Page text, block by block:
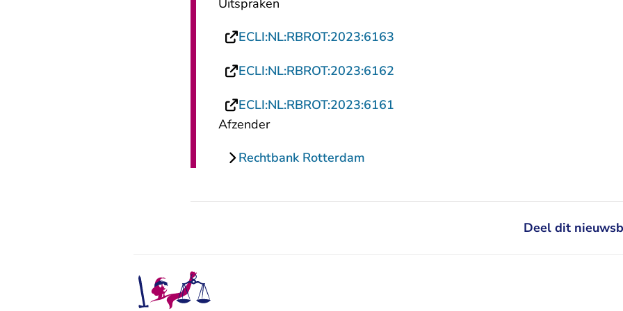
Uitspraken
ECLI:NL:RBROT:2023:6163
ECLI:NL:RBROT:2023:6162
ECLI:NL:RBROT:2023:6161
Afzender
Rechtbank Rotterdam
Deel dit